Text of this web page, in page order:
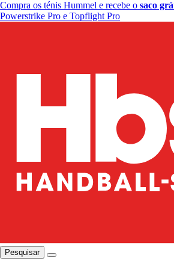
Compra os ténis Hummel e recebe o saco
Powerstrike Pro e Topflight Pro
Pesquisar